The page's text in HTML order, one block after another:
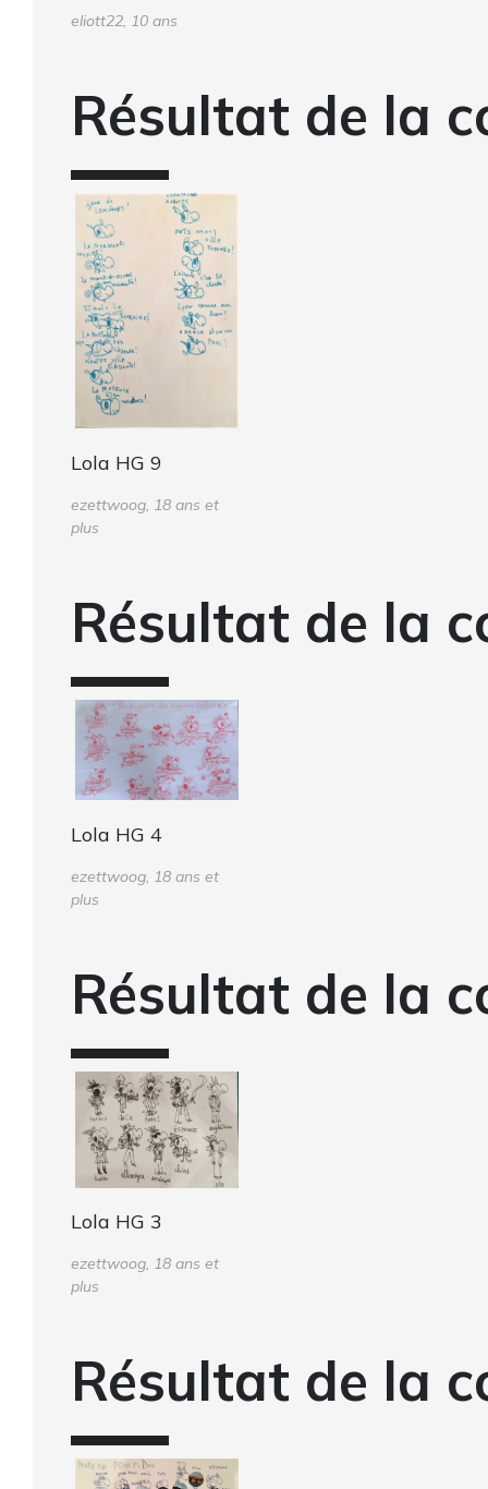
eliott22, 10 ans
Résultat de la
Lola HG 9
ezettwoog, 18 ans et
plus
Résultat de la
Lola HG 4
ezettwoog, 18 ans et
plus
Résultat de la
Lola HG 3
ezettwoog, 18 ans et
plus
Résultat de la